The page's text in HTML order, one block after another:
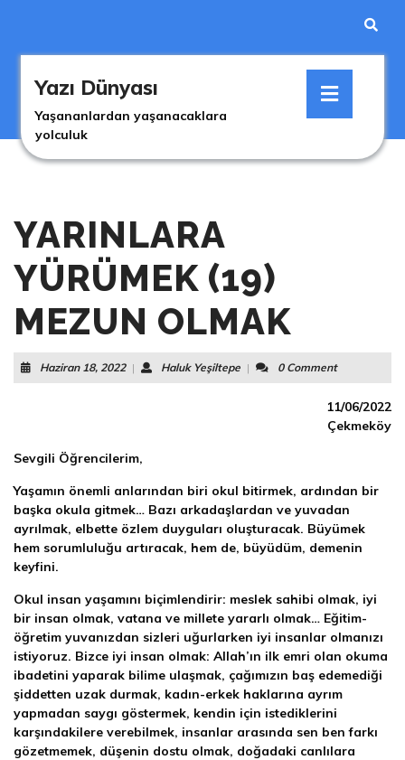
Yazı Dünyası
Yaşananlardan yaşanacaklara
yolculuk
YARINLARA
YÜRÜMEK (19)
MEZUN OLMAK
Haziran 18, 2022Haziran
18,
| Haluk YeşiltepeHaluk
Yeşiltepe
| 0 Comment
11/06/2022
Çekmeköy
Sevgili Öğrencilerim,
Yaşamın önemli anlarından biri okul bitirmek, ardından bir
başka okula gitmek… Bazı arkadaşlardan ve yuvadan
ayrılmak, elbette özlem duyguları oluşturacak. Büyümek
hem sorumluluğu artıracak, hem de, büyüdüm, demenin
keyfini.
Okul insan yaşamını biçimlendirir: meslek sahibi olmak, iyi
bir insan olmak, vatana ve millete yararlı olmak… Eğitim-
öğretim yuvanızdan sizleri uğurlarken iyi insanlar olmanızı
istiyoruz. Bizce iyi insan olmak: Allah’ın ilk emri olan okuma
ibadetini yaparak bilime ulaşmak, çağımızın baş edemediği
şiddetten uzak durmak, kadın-erkek haklarına ayrım
yapmadan saygı göstermek, kendin için istediklerini
karşındakilere verebilmek, insanlar arasında sen ben farkı
gözetmemek, düşenin dostu olmak, doğadaki canlılara